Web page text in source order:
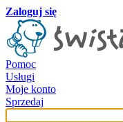
Zaloguj się
Pomoc
Usługi
Moje konto
Sprzedaj